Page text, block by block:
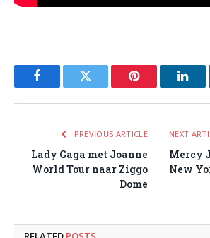
FacebookTwitter Pinterest
PREVIOUS ARTICLE
Lady Gaga met Joanne
World Tour naar Ziggo
Dome
NEXT
Mercy
New